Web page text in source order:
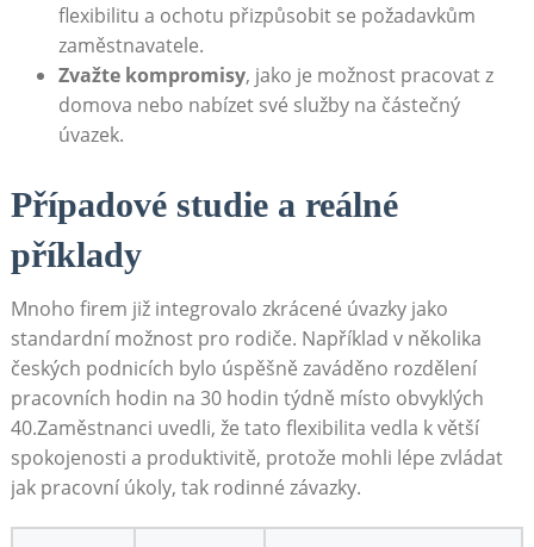
flexibilitu a ​ochotu přizpůsobit se požadavkům
zaměstnavatele.
Zvažte kompromisy, jako⁣ je možnost pracovat z
domova nebo nabízet své služby na částečný
úvazek.
Případové studie a reálné
příklady
Mnoho firem již integrovalo‍ zkrácené​ úvazky ​jako
standardní možnost pro ​rodiče. Například v několika⁢
českých podnicích bylo úspěšně zaváděno rozdělení
pracovních hodin na ⁣30 hodin týdně místo obvyklých
40.Zaměstnanci uvedli, že⁤ tato flexibilita vedla k větší‍
spokojenosti a produktivitě, protože​ mohli lépe zvládat
jak pracovní⁢ úkoly, ​tak ‌rodinné ‌závazky.